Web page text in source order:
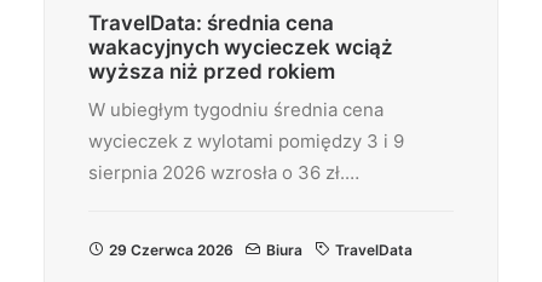
TravelData: średnia cena
wakacyjnych wycieczek wciąż
wyższa niż przed rokiem
W ubiegłym tygodniu średnia cena
wycieczek z wylotami pomiędzy 3 i 9
sierpnia 2026 wzrosła o 36 zł.…
29 Czerwca 2026 Biura TravelData